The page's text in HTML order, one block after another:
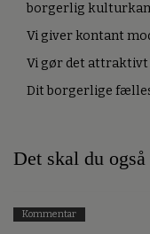
borgerlig
Vi giver kontant
Vi gør det attraktivt
Dit borgerlige
Det skal du
Kommentar